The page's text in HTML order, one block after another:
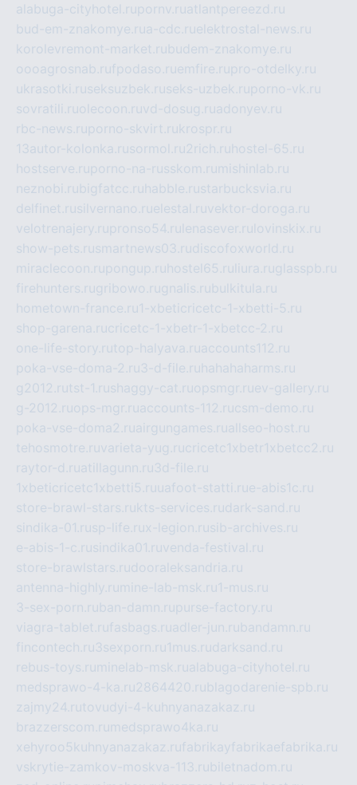
alabuga-cityhotel.rupornv.ruatlantpereezd.ru
bud-em-znakomye.rua-cdc.ruelektrostal-news.ru
korolevremont-market.rubudem-znakomye.ru
oooagrosnab.rufpodaso.ruemfire.rupro-otdelky.ru
ukrasotki.ruseksuzbek.ruseks-uzbek.ruporno-vk.ru
sovratili.ruolecoon.ruvd-dosug.ruadonyev.ru
rbc-news.ruporno-skvirt.rukrospr.ru
13autor-kolonka.rusormol.ru2rich.ru hostel-65.ru
hostserve.ruporno-na-russkom.ru mishinlab.ru
neznobi.rubigfatcc.ru habble.rustarbucksvia.ru
delfinet.rusilvernano.ruelestal.ruvektor-doroga.ru
velotrenajery.rupronso54.ru lenasever.ru lovinskix.ru
show-pets.rusmartnews03.rudiscofoxworld.ru
miraclecoon.rupongup.ru hostel65.ru liura.ruglasspb.ru
firehunters.rugribowo.rugnalis.rubulkitula.ru
hometown-france.ru1-xbeticricetc-1-xbetti-5.ru
shop-garena.rucricetc-1-xbetr-1-xbetcc-2.ru
one-life-story.rutop-halyava.ruaccounts112.ru
poka-vse-doma-2.ru3-d-file.ru hahahaharms.ru
g2012.rutst-1.rushaggy-cat.ruopsmgr.ruev-gallery.ru
g-2012.ruops-mgr.ruaccounts-112.rucsm-demo.ru
poka-vse-doma2.ruairgungames.ruallseo-host.ru
tehosmotre.ruvarieta-yug.rucricetc1xbetr1xbetcc2.ru
raytor-d.ruatillagunn.ru3d-file.ru
1xbeticricetc1xbetti5.ruuafoot-statti.rue-abis1c.ru
store-brawl-stars.rukts-services.rudark-sand.ru
sindika-01.rusp-life.rux-legion.rusib-archives.ru
e-abis-1-c.rusindika01.ruvenda-festival.ru
store-brawlstars.rudooraleksandria.ru
antenna-highly.ru mine-lab-msk.ru1-mus.ru
3-sex-porn.ruban-damn.rupurse-factory.ru
viagra-tablet.rufasbags.ruadler-jun.rubandamn.ru
fincontech.ru3sexporn.ru1mus.rudarksand.ru
rebus-toys.ru minelab-msk.rualabuga-cityhotel.ru
medsprawo-4-ka.ru2864420.rublagodarenie-spb.ru
zajmy24.rutovudyi-4-kuhnyanazakaz.ru
brazzerscom.ru medsprawo4ka.ru
xehyroo5kuhnyanazakaz.rufabrikayfabrikaefabrika.ru
vskrytie-zamkov-moskva-113.rubiletnadom.ru